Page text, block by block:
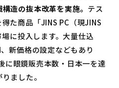
造の抜本改革を実施。 テス
た商品「JINS PC（現JINS
に投入します。大量仕込
新価格の設定などもあり
に眼鏡販売本数・日本一を達
ました。